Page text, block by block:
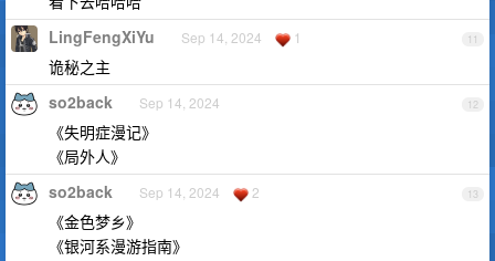
11
LingFengXiYu Sep 14, 2024 1
诡秘之主
12
so2back Sep 14, 2024
《失明症漫记》
《局外人》
13
so2back Sep 14, 2024 2
《金色梦乡》
《银河系漫游指南》